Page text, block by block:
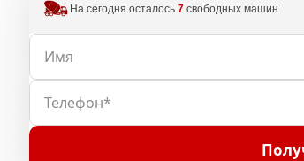
На сегодня осталось7 свободных машин